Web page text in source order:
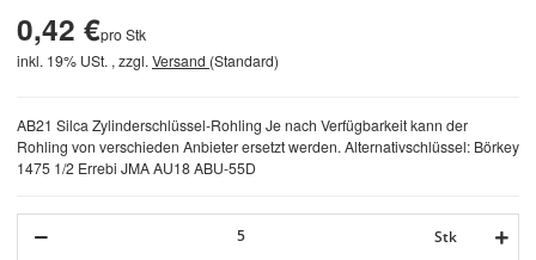
AB21 Silca Zylinderschlüssel-Rohling Je nach Verfügbarkeit kann der
Rohling von verschieden Anbieter ersetzt werden. Alternativschlüssel: Börkey
1475 1/2 Errebi JMA AU18 ABU-55D
0,42 €pro Stk
inkl. 19% USt. , zzgl. Versand (Standard)
Stk